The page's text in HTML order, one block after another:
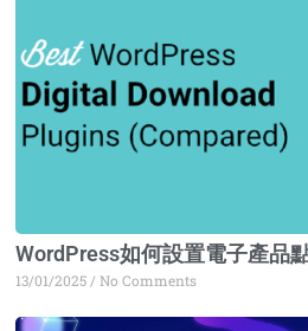
WordPress如何設置電子產品
13/01/2025 No Comments